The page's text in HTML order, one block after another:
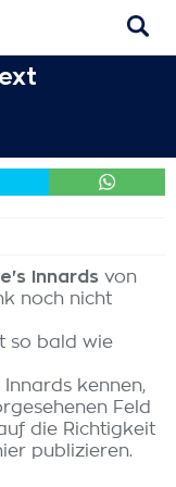
Innards von
noch nicht
so bald wie
kennen,
Feld
die Richtigkeit
publizieren.